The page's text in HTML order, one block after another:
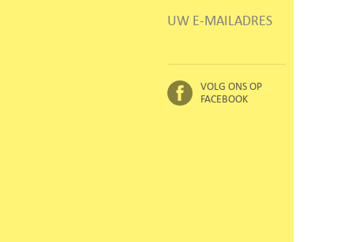
UW E-MAILADRES
VOLG ONS OP
FACEBOOK